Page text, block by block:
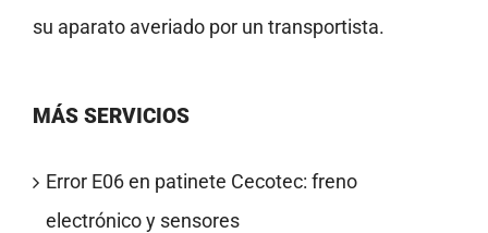
su aparato averiado por un transportista.
MÁS SERVICIOS
Error E06 en patinete Cecotec: freno
electrónico y sensores